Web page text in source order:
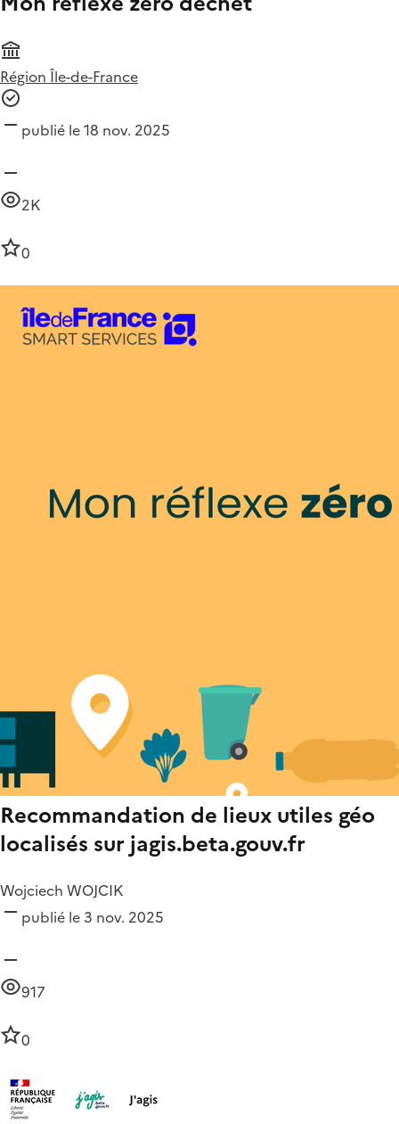
Région Île-de-France
publié le 18 nov. 2025
2K
0
Recommandation de lieux utiles géo
localisés sur jagis.beta.gouv.fr
Wojciech WOJCIK
publié le 3 nov. 2025
917
0